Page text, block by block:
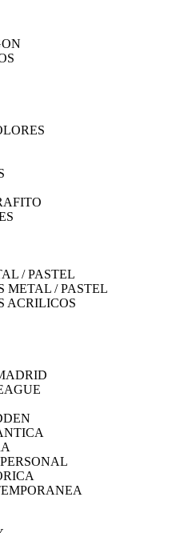
/ PASTEL
METAL / PASTEL
ACRILICOS